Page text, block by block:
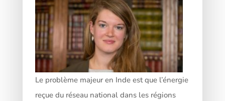
Le problème majeur en Inde est que l’énergie
reçue du réseau national dans les régions